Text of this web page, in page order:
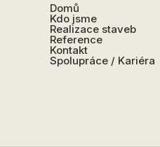
Domů
Kdo jsme
Realizace staveb
Reference
Kontakt
Spolupráce / Kariéra